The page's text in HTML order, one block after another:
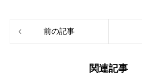
前の記事
関連記事